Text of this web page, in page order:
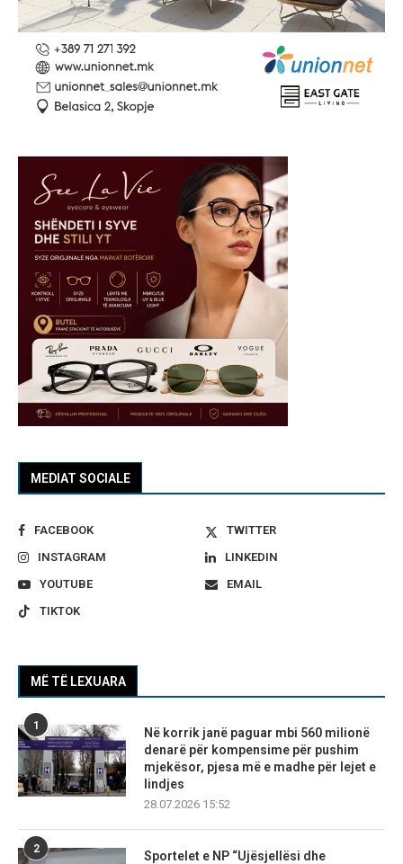
MEDIAT SOCIALE
FACEBOOK
TWITTER
INSTAGRAM
LINKEDIN
YOUTUBE
EMAIL
TIKTOK
MË TË LEXUARA
1
Në korrik janë paguar mbi 560 milionë
denarë për kompensime për pushim
mjekësor, pjesa më e madhe për lejet e
lindjes
28.07.2026 15:52
2
Sportelet e NP “Ujësjellësi dhe